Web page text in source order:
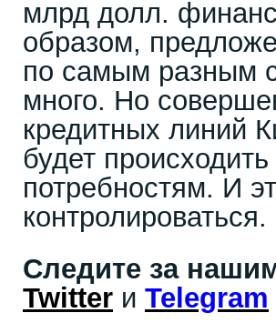
млрд долл.
образом,
по самым разным
много. Но
кредитных линий
будет
потребностям. И
контролироваться.
Следите за
Twitter и Telegram